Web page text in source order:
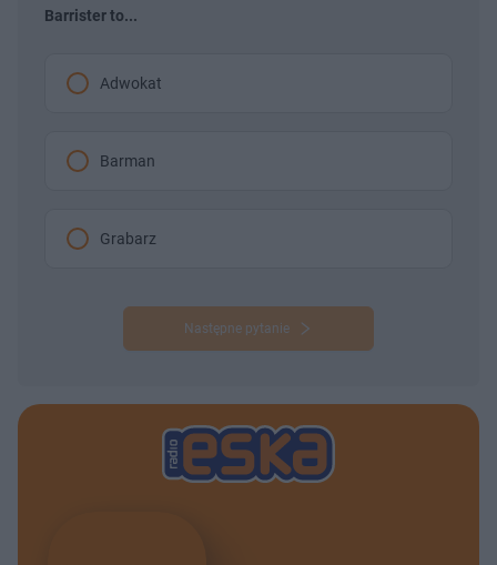
Barrister to...
Adwokat
Barman
Grabarz
Następne pytanie